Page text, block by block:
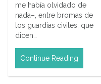
me había olvidado de
nada–, entre bromas de
los guardias civiles, que
dicen…
Continue Reading